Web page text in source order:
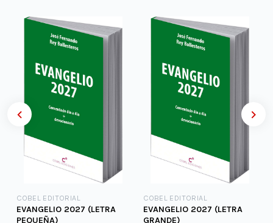
COBEL EDITORIAL
EVANGELIO 2027 (LETRA
PEQUEÑA)
COBEL EDITORIAL
EVANGELIO 2027 (LETRA
GRANDE)